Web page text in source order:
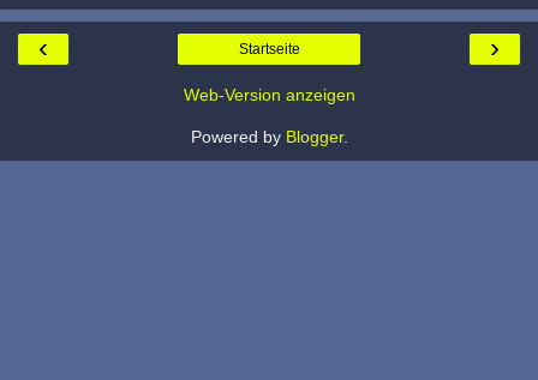
‹ ›
Startseite
Web-Version anzeigen
Powered by Blogger.